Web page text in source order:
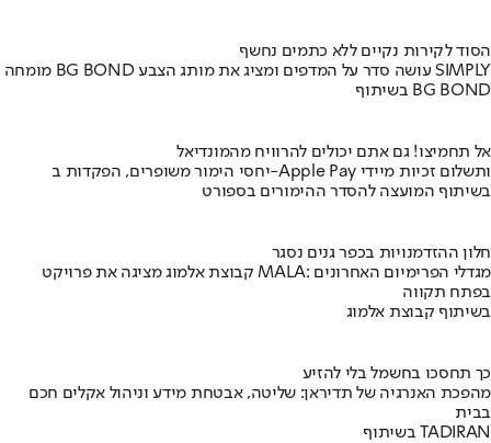
הסוד לקירות נקיים ללא כתמים נחשף
מומחה BG BOND עושה סדר על המדפים ומציג את מותג הצבע SIMPLY
בשיתוף BG BOND
אל תחמיצו! גם אתם יכולים להרוויח מהמונדיאל
יחסי הימור משופרים, הפקדות ב-Apple Pay ותשלום זכיות מיידי
בשיתוף המועצה להסדר ההימורים בספורט
חלון ההזדמנויות בכפר גנים נסגר
קבוצת אלמוג מציגה את פרויקט MALA: מגדלי הפרימיום האחרונים
בפתח תקווה
בשיתוף קבוצת אלמוג
כך תחסכו בחשמל בלי להזיע
מהפכת האנרגיה של תדיראן: שליטה, אבטחת מידע וניהול אקלים חכם
בבית
בשיתוף TADIRAN